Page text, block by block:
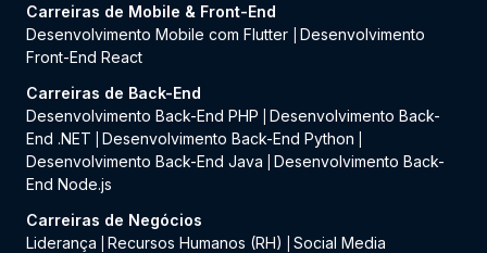
Carreiras de Mobile & Front-End
Desenvolvimento Mobile com Flutter
Desenvolvimento
Front-End React
Carreiras de Back-End
Desenvolvimento Back-End PHP
Desenvolvimento Back-
End .NET
Desenvolvimento Back-End Python
Desenvolvimento Back-End Java
Desenvolvimento Back-
End Node.js
Carreiras de Negócios
Liderança
Recursos Humanos (RH)
Social Media